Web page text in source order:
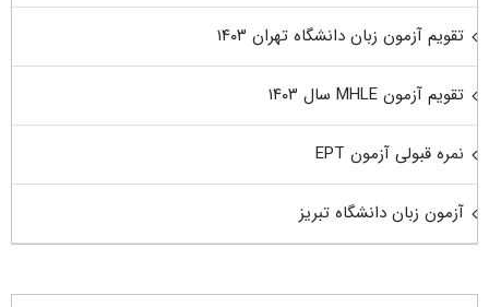
تقویم آزمون زبان دانشگاه تهران ۱۴۰۳
تقویم آزمون MHLE سال ۱۴۰۳
نمره قبولی آزمون EPT
آزمون زبان دانشگاه تبریز